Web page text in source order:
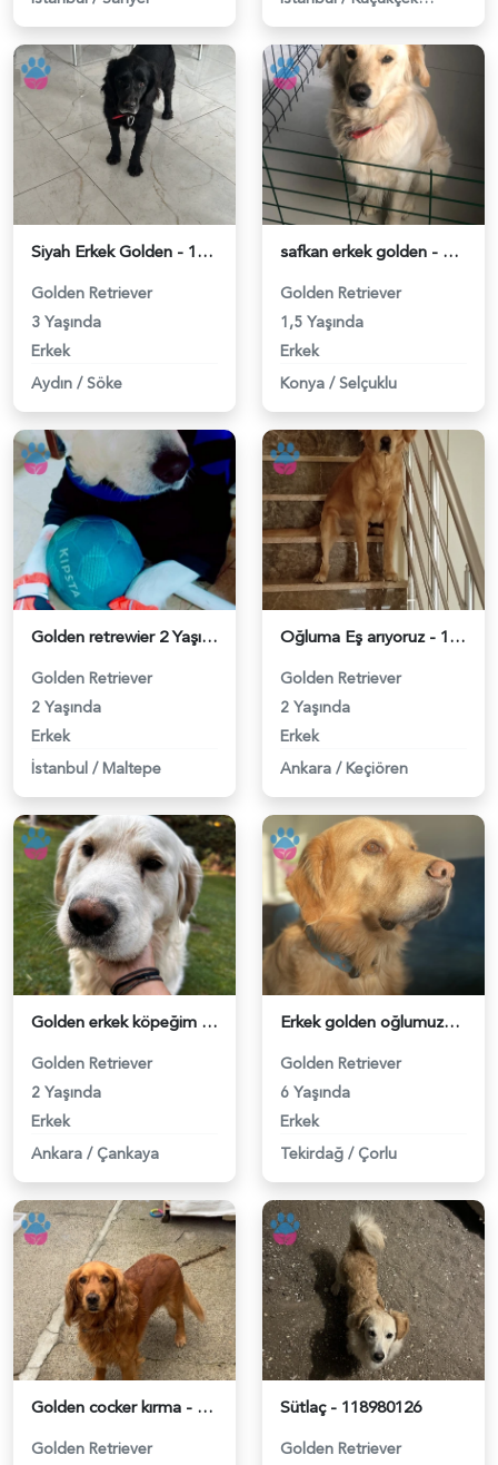
Siyah Erkek Golden - 118981479
Golden Retriever
3 Yaşında
Erkek
Aydın / Söke
safkan erkek golden - 118981117
Golden Retriever
1,5 Yaşında
Erkek
Konya / Selçuklu
Golden retrewier 2 Yaşında Eş Arıyoruz - 118980911
Golden Retriever
2 Yaşında
Erkek
İstanbul / Maltepe
Oğluma Eş arıyoruz - 118980746
Golden Retriever
2 Yaşında
Erkek
Ankara / Keçiören
Golden erkek köpeğim - 118980563
Golden Retriever
2 Yaşında
Erkek
Ankara / Çankaya
Erkek golden oğlumuza eş arıyoruz - 118980436
Golden Retriever
6 Yaşında
Erkek
Tekirdağ / Çorlu
Golden cocker kırma - 118980338
Golden Retriever
Sütlaç - 118980126
Golden Retriever